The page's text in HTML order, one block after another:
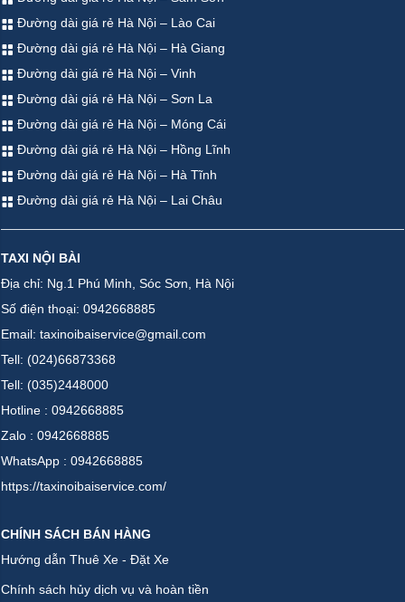
Đường dài giá rẻ Hà Nội – Lào Cai
Đường dài giá rẻ Hà Nội – Hà Giang
Đường dài giá rẻ Hà Nội – Vinh
Đường dài giá rẻ Hà Nội – Sơn La
Đường dài giá rẻ Hà Nội – Móng Cái
Đường dài giá rẻ Hà Nội – Hồng Lĩnh
Đường dài giá rẻ Hà Nội – Hà Tĩnh
Đường dài giá rẻ Hà Nội – Lai Châu
TAXI NỘI BÀI
Địa chỉ: Ng.1 Phú Minh, Sóc Sơn, Hà Nội
Số điện thoại: 0942668885
Email: taxinoibaiservice@gmail.com
Tell: (024)66873368
Tell: (035)2448000
Hotline : 0942668885
Zalo : 0942668885
WhatsApp : 0942668885
https://taxinoibaiservice.com/
CHÍNH SÁCH BÁN HÀNG
Hướng dẫn Thuê Xe - Đặt Xe
Chính sách hủy dịch vụ và hoàn tiền